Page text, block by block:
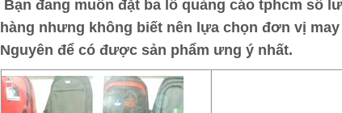
Bạn đang muốn đặt ba lô quảng cáo tphcm số
hàng nhưng không biết nên lựa chọn đơn vị
Nguyên để có được sản phẩm ưng ý nhất.